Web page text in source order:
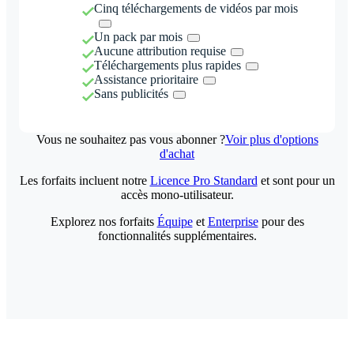
Cinq téléchargements de vidéos par mois
Un pack par mois
Aucune attribution requise
Téléchargements plus rapides
Assistance prioritaire
Sans publicités
Vous ne souhaitez pas vous abonner ?Voir plus d'options
d'achat
Les forfaits incluent notre Licence Pro Standard et sont pour un
accès mono-utilisateur.
Explorez nos forfaits Équipeet Enterprisepour des
fonctionnalités supplémentaires.